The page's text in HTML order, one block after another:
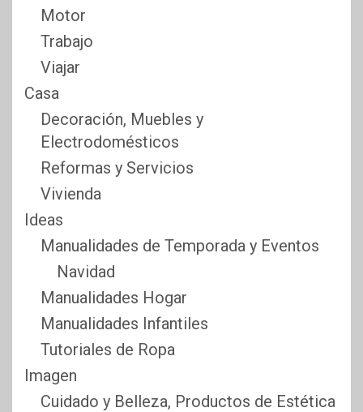
Motor
Trabajo
Viajar
Casa
Decoración, Muebles y
Electrodomésticos
Reformas y Servicios
Vivienda
Ideas
Manualidades de Temporada y Eventos
Navidad
Manualidades Hogar
Manualidades Infantiles
Tutoriales de Ropa
Imagen
Cuidado y Belleza, Productos de Estética